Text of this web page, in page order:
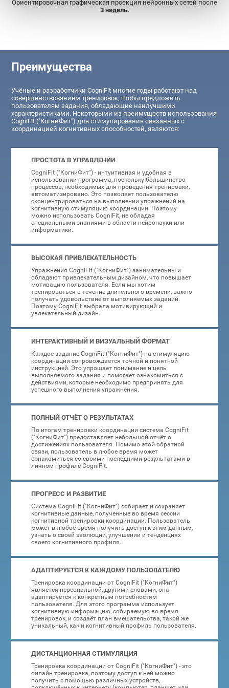
Ориентировочная графическая проекция нейронных сетей после
3 недель.
Преимущества
Учёные и разработчики CogniFit многие годы работают над
совершенствованием тренировок, чтобы предложить
пользователям задания, обладающие наилучшими
характеристиками. Некоторыми из преимуществ использования
CogniFit ("КогниФит") для стимулирования связанных с
координацией когнитивных способностей, являются:
ПРОСТОТА В УПРАВЛЕНИИ
CogniFit ("КогниФит") - интуитивная и удобная в
использовании программа, поскольку большинство
процессов, необходимых для проведения тренировки,
автоматизировано. Это позволяет пользователю
сконцентрироваться на выполнении упражнений на
когнитивную стимуляцию координации. Поэтому
можно использовать CogniFit, не обладая
специальными знаниями в области нейронауки или
информатики.
ВЫСОКАЯ ПРИВЛЕКАТЕЛЬНОСТЬ
Упражнения CogniFit ("КогниФит") занимательны и
обладают привлекательным дизайном, что повышает
мотивацию пользователя. Если мы хотим
тренироваться в течение длительного времени, важно
получать удовольствие от выполняемых заданий.
Поэтому CogniFit выбрала мотивирующий и
увлекательный дизайн.
ИНТЕРАКТИВНЫЙ И ВИЗУАЛЬНЫЙ ФОРМАТ
Каждое задание CogniFit ("КогниФит") на стимуляцию
координации сопровождается точной и понятной
инструкцией. Это упрощает понимание и цель
выполняемого задания и помогает ознакомиться с
действиями, которые необходимо предпринять для
успешного выполнения упражнения.
ПОЛНЫЙ ОТЧЁТ О РЕЗУЛЬТАТАХ
По итогам тренировки координации система CogniFit
("КогниФит") предоставляет небольшой отчёт о
достижениях пользователя. Помимо этой обратной
связи, пользователь в любое время может
ознакомиться со своими последними результатами в
личном профиле CogniFit.
ПРОГРЕСС И РАЗВИТИЕ
Система CogniFit ("КогниФит") собирает и сохраняет
когнитивные данные, полученные во время сессии
когнитивной тренировки координации. Пользователь
может в любое время получить доступ к этим данным,
узнать о своей эволюции, улучшении и тенденциях
своего когнитивного профиля.
АДАПТИРУЕТСЯ К КАЖДОМУ ПОЛЬЗОВАТЕЛЮ
Тренировка координации от CogniFit ("КогниФит")
является персональной, другими словами, она
адаптируется к конкретным потребностям
пользователя. Для этого программа использует
когнитивную информацию, собираемую во время
тренировок, и создаёт план вмешательства, такой же
уникальный, как и когнитивный профиль пользователя.
ДИСТАНЦИОННАЯ СТИМУЛЯЦИЯ
Тренировка координации от CogniFit ("КогниФит") - это
онлайн тренировка, поэтому доступ к ней можно
получить с помощью различных устройств,